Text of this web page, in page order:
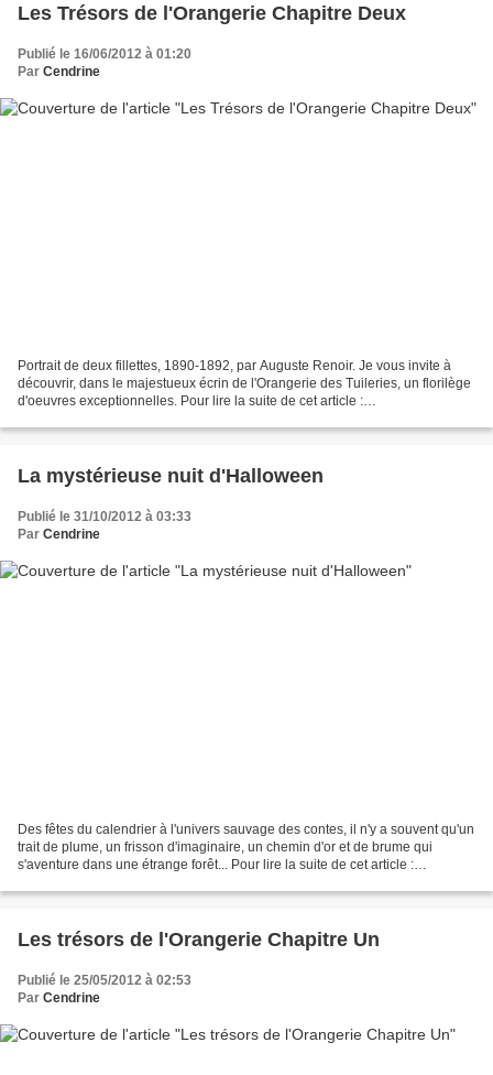
Les Trésors de l'Orangerie Chapitre Deux
Publié le 16/06/2012 à 01:20
Par Cendrine
Portrait de deux fillettes, 1890-1892, par Auguste Renoir. Je vous invite à
découvrir, dans le majestueux écrin de l'Orangerie des Tuileries, un florilège
d'oeuvres exceptionnelles. Pour lire la suite de cet article :
La mystérieuse nuit d'Halloween
Publié le 31/10/2012 à 03:33
Par Cendrine
Des fêtes du calendrier à l'univers sauvage des contes, il n'y a souvent qu'un
trait de plume, un frisson d'imaginaire, un chemin d'or et de brume qui
s'aventure dans une étrange forêt... Pour lire la suite de cet article :
Les trésors de l'Orangerie Chapitre Un
Publié le 25/05/2012 à 02:53
Par Cendrine